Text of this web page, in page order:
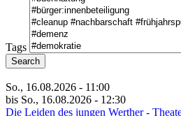
Tags
Search
So., 16.08.2026 - 11:00
bis So., 16.08.2026 - 12:30
Die Leiden des jungen Werther -